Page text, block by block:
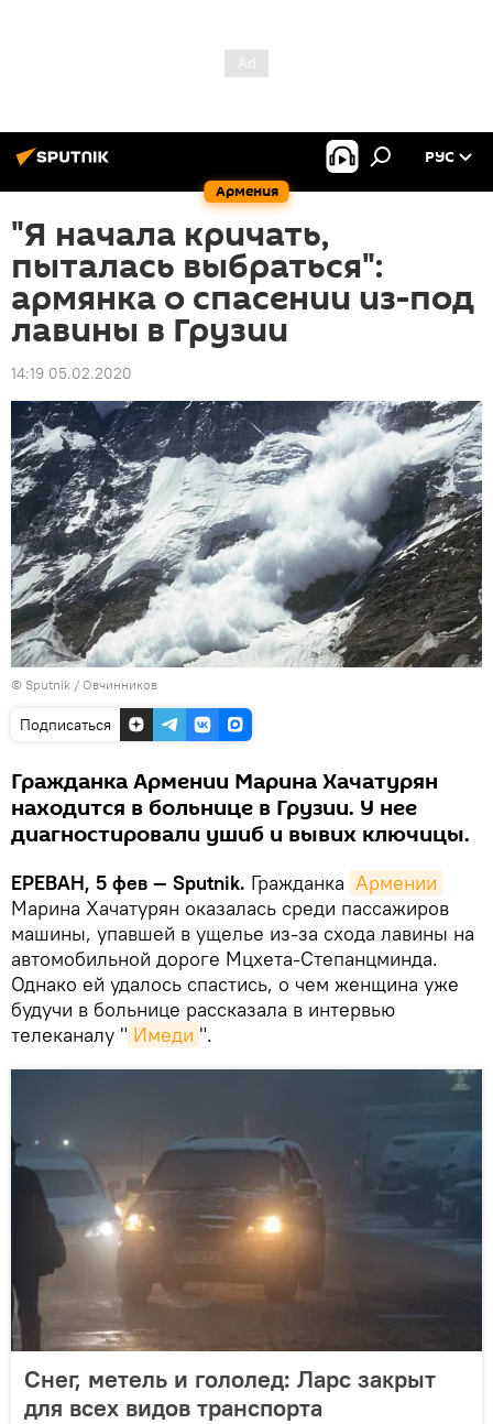
Армения
РУС
"Я начала кричать,
пыталась выбраться":
армянка о спасении из-под
лавины в Грузии
14:19 05.02.2020
© Sputnik / Овчинников
Подписаться
Гражданка Армении Марина Хачатурян
находится в больнице в Грузии. У нее
диагностировали ушиб и вывих ключицы.
ЕРЕВАН, 5 фев — Sputnik. Гражданка Армении
Марина Хачатурян оказалась среди пассажиров
машины, упавшей в ущелье из-за схода лавины на
автомобильной дороге Мцхета-Степанцминда.
Однако ей удалось спастись, о чем женщина уже
будучи в больнице рассказала в интервью
телеканалу " Имеди ".
Снег, метель и гололед: Ларс закрыт
для всех видов транспорта